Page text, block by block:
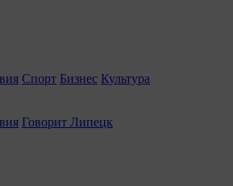
Спорт Бизнес Культура
Говорит Липецк